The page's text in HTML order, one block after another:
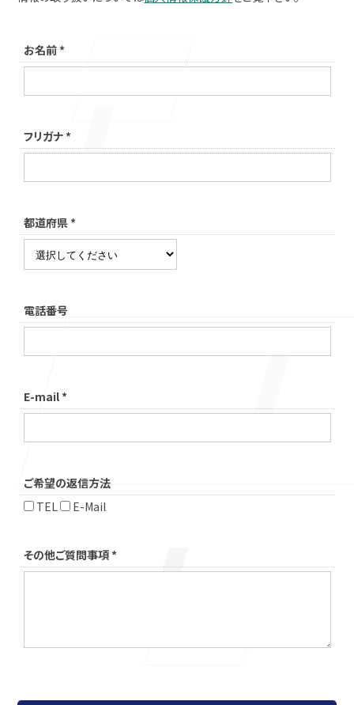
お名前 *
フリガナ *
都道府県 *
電話番号
E-mail *
ご希望の返信方法
TEL
E-Mail
その他ご質問事項 *